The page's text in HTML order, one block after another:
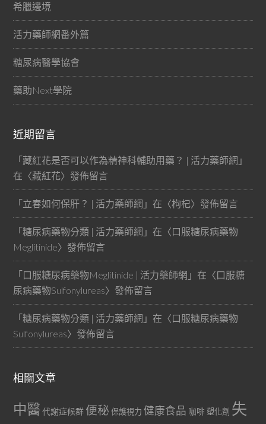
希臘邊境
活力藥師網番外篇
糖尿病醫學協會
藥助Next學院
近期留言
「藏紅花是否可以作為精神科輔助用藥？ | 活力藥師網 」
在〈藏紅花〉發佈留言
「立春如何保肝？ | 活力藥師網 」在〈枸杞〉發佈留言
「糖尿病藥物分類 | 活力藥師網 」在〈口服糖尿病藥物
Meglitinide〉發佈留言
「口服糖尿病藥物Meglitinide | 活力藥師網 」在〈口服糖
尿病藥物Sulfonylureas〉發佈留言
「糖尿病藥物分類 | 活力藥師網 」在〈口服糖尿病藥物
Sulfonylureas〉發佈留言
相關文章
中醫代謝症候群 便秘 保護視力 健康食品 咖啡 塑化劑 失